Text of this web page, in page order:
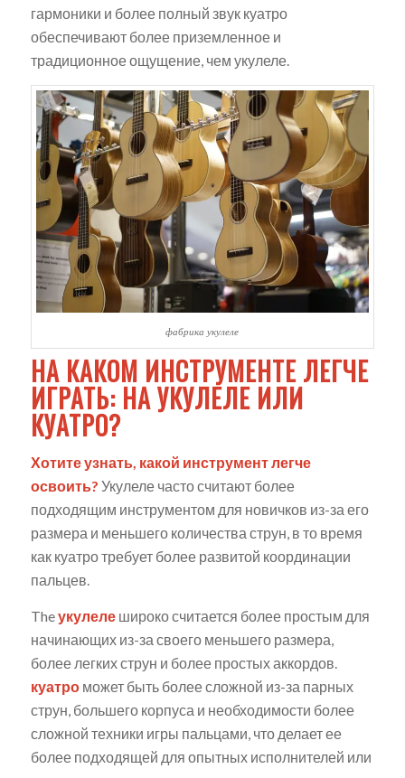
гармоники и более полный звук куатро
обеспечивают более приземленное и
традиционное ощущение, чем укулеле.
фабрика укулеле
НА КАКОМ ИНСТРУМЕНТЕ ЛЕГЧЕ
ИГРАТЬ: НА УКУЛЕЛЕ ИЛИ
КУАТРО?
Хотите узнать, какой инструмент легче
освоить? Укулеле часто считают более
подходящим инструментом для новичков из-за его
размера и меньшего количества струн, в то время
как куатро требует более развитой координации
пальцев.
Theукулелешироко считается более простым для
начинающих из-за своего меньшего размера,
более легких струн и более простых аккордов.
куатроможет быть более сложной из-за парных
струн, большего корпуса и необходимости более
сложной техники игры пальцами, что делает ее
более подходящей для опытных исполнителей или